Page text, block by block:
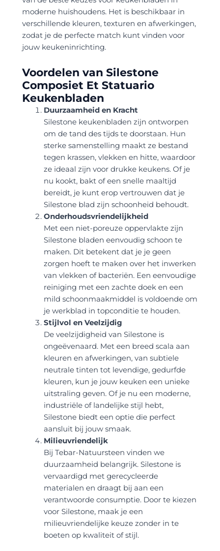
moderne huishoudens. Het is beschikbaar in
verschillende kleuren, texturen en afwerkingen,
zodat je de perfecte match kunt vinden voor
jouw keukeninrichting.
Voordelen van Silestone
Composiet Et Statuario
Keukenbladen
Duurzaamheid en Kracht
Silestone keukenbladen zijn ontworpen
om de tand des tijds te doorstaan. Hun
sterke samenstelling maakt ze bestand
tegen krassen, vlekken en hitte, waardoor
ze ideaal zijn voor drukke keukens. Of je
nu kookt, bakt of een snelle maaltijd
bereidt, je kunt erop vertrouwen dat je
Silestone blad zijn schoonheid behoudt.
Onderhoudsvriendelijkheid
Met een niet-poreuze oppervlakte zijn
Silestone bladen eenvoudig schoon te
maken. Dit betekent dat je je geen
zorgen hoeft te maken over het inwerken
van vlekken of bacteriën. Een eenvoudige
reiniging met een zachte doek en een
mild schoonmaakmiddel is voldoende om
je werkblad in topconditie te houden.
Stijlvol en Veelzijdig
De veelzijdigheid van Silestone is
ongeëvenaard. Met een breed scala aan
kleuren en afwerkingen, van subtiele
neutrale tinten tot levendige, gedurfde
kleuren, kun je jouw keuken een unieke
uitstraling geven. Of je nu een moderne,
industriële of landelijke stijl hebt,
Silestone biedt een optie die perfect
aansluit bij jouw smaak.
Milieuvriendelijk
Bij Tebar-Natuursteen vinden we
duurzaamheid belangrijk. Silestone is
vervaardigd met gerecycleerde
materialen en draagt bij aan een
verantwoorde consumptie. Door te kiezen
voor Silestone, maak je een
milieuvriendelijke keuze zonder in te
boeten op kwaliteit of stijl.